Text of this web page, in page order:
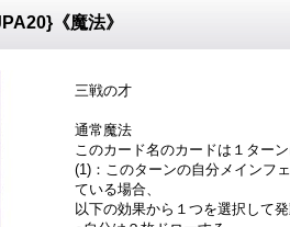
《魔法》
三戦の才
通常魔法
このカード名のカードは１ター
(1)：このターンの自分メインフ
ている場合、
以下の効果から１つを選択して発